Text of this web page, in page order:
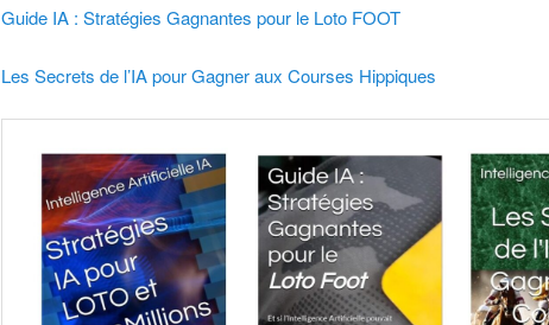
Guide IA : Stratégies Gagnantes pour le Loto FOOT
Les Secrets de l’IA pour Gagner aux Courses Hippiques